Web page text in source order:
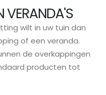
VERANDA'S
wilt in uw tuin dan
of een veranda.
de overkappingen
producten tot